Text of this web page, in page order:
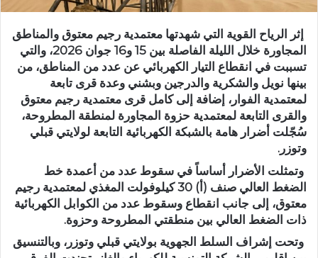
إثر الرياح القوية التي شهدتها معتمدية رجيم معتوق والمناطق
المجاورة خلال الليلة الفاصلة بين 15 و16 جوان 2026، والتي
تسببت في انقطاع التيار الكهربائي عن عدد من المناطق، من
بينها نويل والشكرية والدرجين وبشني وعدة قرى تابعة
لمعتمدية الفوار، إضافة إلى كامل قرى معتمدية رجيم معتوق
والقرى التابعة لمعتمدية حزوة المجاورة لمنطقة المطروحة،
سُجّلت أضرار هامة بالشبكة الكهربائية التابعة لولايتي قبلي
وتوزر.
وتمثلت الأضرار أساساً في سقوط عدد من أعمدة خط
الضغط العالي صنف (أ) 30 كيلوفولت المغذي لمعتمدية رجيم
معتوق، إلى جانب انقطاع وسقوط عدد من الكوابل الكهربائية
ذات الضغط العالي بين منطقتي المطروحة وحزوة.
وتحت إشراف السلط الجهوية بولايتي قبلي وتوزر، وبالتنسيق